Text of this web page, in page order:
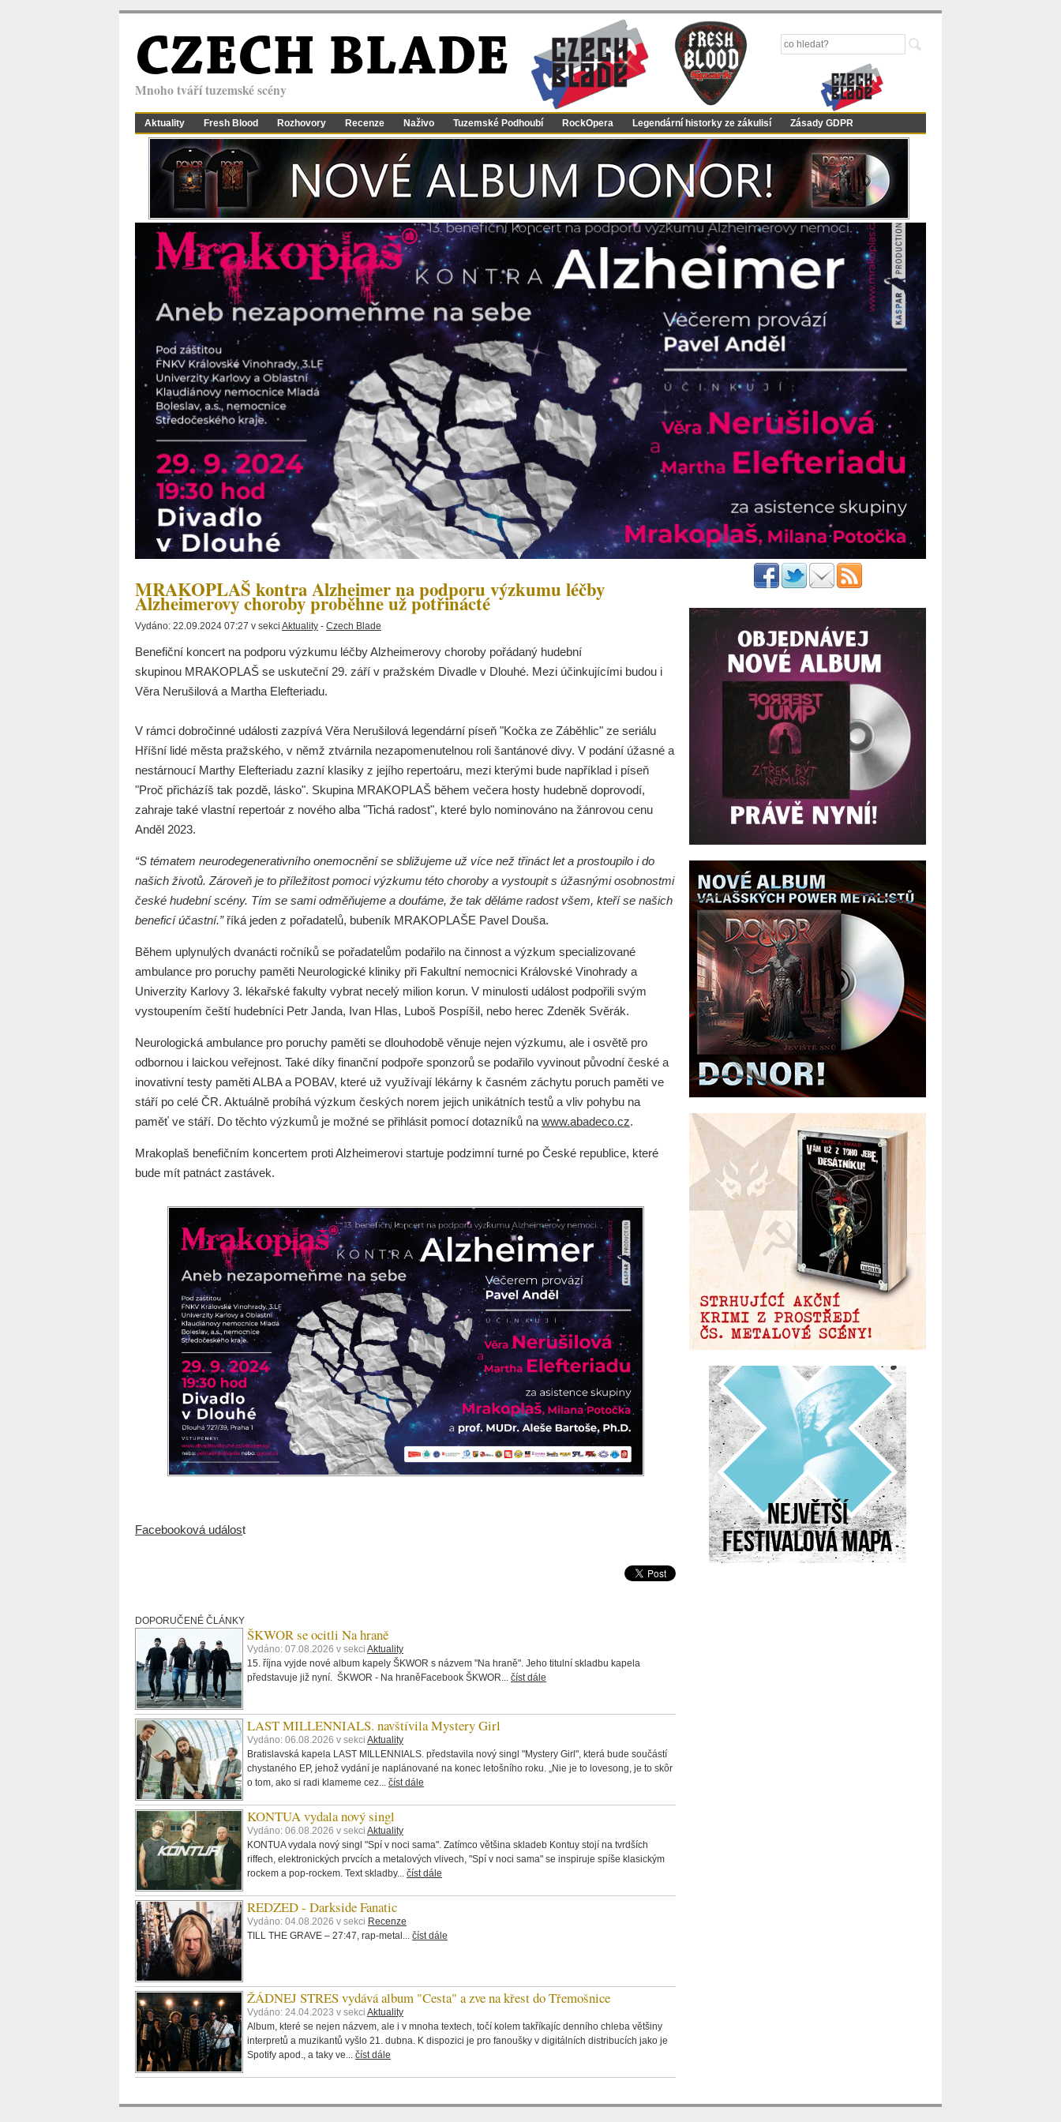
CZECH BLADE
Mnoho tváří tuzemské scény
Aktuality Fresh Blood Rozhovory Recenze Naživo Tuzemské Podhoubí RockOpera Legendární historky ze zákulisí Zásady GDPR
MRAKOPLAŠ kontra Alzheimer na podporu výzkumu léčby
Alzheimerovy choroby proběhne už potřinácté
Vydáno: 22.09.2024 07:27 v sekci Aktuality - Czech Blade
Benefiční koncert na podporu výzkumu léčby Alzheimerovy choroby pořádaný hudební
skupinou MRAKOPLAŠ se uskuteční 29. září v pražském Divadle v Dlouhé. Mezi účinkujícími budou i
Věra Nerušilová a Martha Elefteriadu.
V rámci dobročinné události zazpívá Věra Nerušilová legendární píseň "Kočka ze Záběhlic" ze seriálu
Hříšní lidé města pražského, v němž ztvárnila nezapomenutelnou roli šantánové divy. V podání úžasné a
nestárnoucí Marthy Elefteriadu zazní klasiky z jejího repertoáru, mezi kterými bude například i píseň
"Proč přicházíš tak pozdě, lásko". Skupina MRAKOPLAŠ během večera hosty hudebně doprovodí,
zahraje také vlastní repertoár z nového alba "Tichá radost", které bylo nominováno na žánrovou cenu
Anděl 2023.
“S tématem neurodegenerativního onemocnění se sbližujeme už více než třináct let a prostoupilo i do
našich životů. Zároveň je to příležitost pomoci výzkumu této choroby a vystoupit s úžasnými osobnostmi
české hudební scény. Tím se sami odměňujeme a doufáme, že tak děláme radost všem, kteří se našich
beneficí účastní.”říká jeden z pořadatelů, bubeník MRAKOPLAŠE Pavel Douša.
Během uplynulých dvanácti ročníků se pořadatelům podařilo na činnost a výzkum specializované
ambulance pro poruchy paměti Neurologické kliniky při Fakultní nemocnici Královské Vinohrady a
Univerzity Karlovy 3. lékařské fakulty vybrat necelý milion korun. V minulosti událost podpořili svým
vystoupením čeští hudebníci Petr Janda, Ivan Hlas, Luboš Pospíšil, nebo herec Zdeněk Svěrák.
Neurologická ambulance pro poruchy paměti se dlouhodobě věnuje nejen výzkumu, ale i osvětě pro
odbornou i laickou veřejnost. Také díky finanční podpoře sponzorů se podařilo vyvinout původní české a
inovativní testy paměti ALBA a POBAV, které už využívají lékárny k časném záchytu poruch paměti ve
stáří po celé ČR. Aktuálně probíhá výzkum českých norem jejich unikátních testů a vliv pohybu na
paměť ve stáří. Do těchto výzkumů je možné se přihlásit pomocí dotazníků na www.abadeco.cz.
Mrakoplaš benefičním koncertem proti Alzheimerovi startuje podzimní turné po České republice, které
bude mít patnáct zastávek.
Facebooková událost
DOPORUČENÉ ČLÁNKY
ŠKWOR se ocitli Na hraně
Vydáno: 07.08.2026 v sekci Aktuality
15. října vyjde nové album kapely ŠKWOR s názvem "Na hraně". Jeho titulní skladbu kapela
představuje již nyní. ŠKWOR - Na hraněFacebook ŠKWOR... číst dále
LAST MILLENNIALS. navštívila Mystery Girl
Vydáno: 06.08.2026 v sekci Aktuality
Bratislavská kapela LAST MILLENNIALS. představila nový singl "Mystery Girl", která bude součástí
chystaného EP, jehož vydání je naplánované na konec letošního roku. „Nie je to lovesong, je to skôr
o tom, ako si radi klameme cez... číst dále
KONTUA vydala nový singl
Vydáno: 06.08.2026 v sekci Aktuality
KONTUA vydala nový singl "Spí v noci sama". Zatímco většina skladeb Kontuy stojí na tvrdších
riffech, elektronických prvcích a metalových vlivech, "Spí v noci sama" se inspiruje spíše klasickým
rockem a pop-rockem. Text skladby... číst dále
REDZED - Darkside Fanatic
Vydáno: 04.08.2026 v sekci Recenze
TILL THE GRAVE – 27:47, rap-metal... číst dále
ŽÁDNEJ STRES vydává album "Cesta" a zve na křest do Třemošnice
Vydáno: 24.04.2023 v sekci Aktuality
Album, které se nejen názvem, ale i v mnoha textech, točí kolem takříkajíc denního chleba většiny
interpretů a muzikantů vyšlo 21. dubna. K dispozici je pro fanoušky v digitálních distribucích jako je
Spotify apod., a taky ve... číst dále